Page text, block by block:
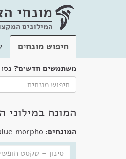
מונחי
המילונים
חיפוש מונחים
משתמשים חדשים?
המונח במילוני
המונחים: morpho